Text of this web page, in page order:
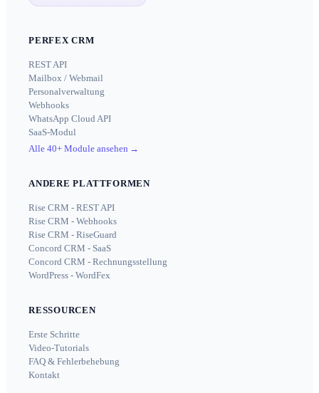
PERFEX CRM
REST API
Mailbox / Webmail
Personalverwaltung
Webhooks
WhatsApp Cloud API
SaaS-Modul
Alle 40+ Module ansehen →
ANDERE PLATTFORMEN
Rise CRM - REST API
Rise CRM - Webhooks
Rise CRM - RiseGuard
Concord CRM - SaaS
Concord CRM - Rechnungsstellung
WordPress - WordFex
RESSOURCEN
Erste Schritte
Video-Tutorials
FAQ & Fehlerbehebung
Kontakt